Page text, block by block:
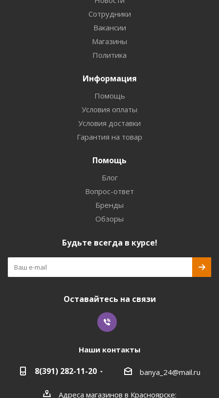
Сотрудники
Вакансии
Магазины
Политика
Информация
Помощь
Условия оплаты
Условия доставки
Гарантия на товар
Помощь
Блог
Вопрос-ответ
Бренды
Обзоры
Будьте всегда в курсе!
Оставайтесь на связи
Наши контакты
8(391) 282-11-20 banya_24@mail.ru
Адреса магазинов в Красноярске: